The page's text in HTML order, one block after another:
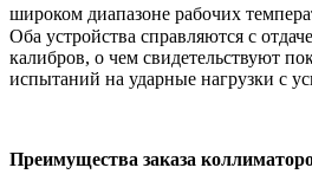
широком диапазоне рабочих
Оба устройства справляются с
калибров, о чем свидетельствуют
испытаний на ударные нагрузки с
Преимущества заказа